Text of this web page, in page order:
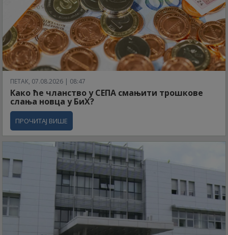
ПЕТАК, 07.08.2026 | 08:47
Како ће чланство у СЕПА смањити трошкове
слања новца у БиХ?
ПРОЧИТАЈ ВИШЕ